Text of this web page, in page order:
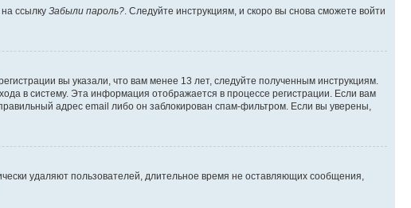
ссылку Забыли пароль? . Следуйте инструкциям, и скоро вы снова сможете войти
вы указали, что вам менее 13 лет, следуйте полученным инструкциям.
в систему. Эта информация отображается в процессе регистрации. Если вам
адрес email либо он заблокирован спам-фильтром. Если вы уверены,
удаляют пользователей, длительное время не оставляющих сообщения,